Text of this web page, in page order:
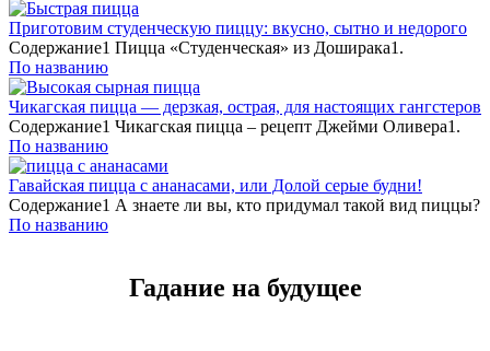
Приготовим студенческую пиццу: вкусно, сытно и недорого
Содержание1 Пицца «Студенческая» из Доширака1.
По названию
Чикагская пицца — дерзкая, острая, для настоящих гангстеров
Содержание1 Чикагская пицца – рецепт Джейми Оливера1.
По названию
Гавайская пицца с ананасами, или Долой серые будни!
Содержание1 А знаете ли вы, кто придумал такой вид пиццы?
По названию
Гадание на будущее